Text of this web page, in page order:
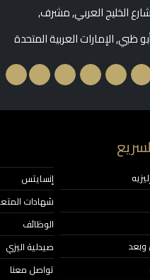
الخليج العربي, مشرف,
الإمارات العربية المتحدة
إنسايتس
شهادات المتعاملين
الوظائف
صيدلية اليزي
تواصل معنا